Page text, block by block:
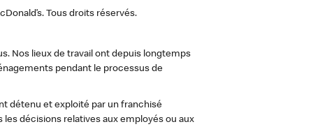
Tous droits réservés.
Nos lieux de travail ont depuis longtemps
pendant le processus de
détenu et exploité par un franchisé
décisions relatives aux employés ou aux